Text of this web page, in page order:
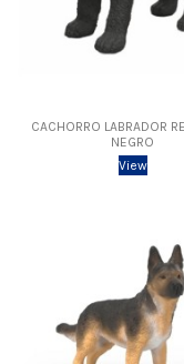
CACHORRO LABRADOR
NEGRO
View